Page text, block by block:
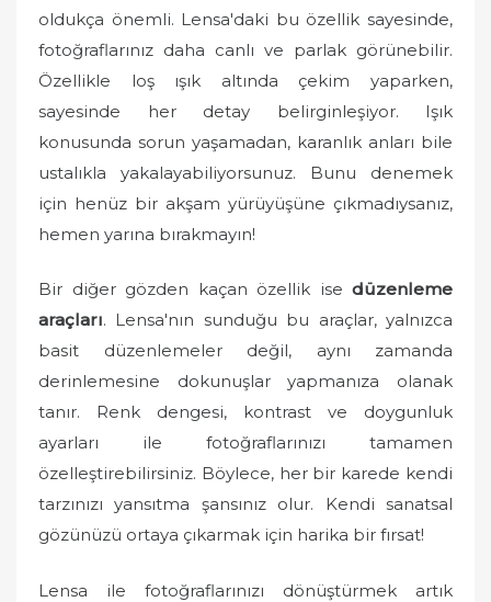
oldukça önemli. Lensa'daki bu özellik sayesinde,
fotoğraflarınız daha canlı ve parlak görünebilir.
Özellikle loş ışık altında çekim yaparken,
sayesinde her detay belirginleşiyor. Işık
konusunda sorun yaşamadan, karanlık anları bile
ustalıkla yakalayabiliyorsunuz. Bunu denemek
için henüz bir akşam yürüyüşüne çıkmadıysanız,
hemen yarına bırakmayın!
Bir diğer gözden kaçan özellik ise düzenleme
araçları. Lensa'nın sunduğu bu araçlar, yalnızca
basit düzenlemeler değil, aynı zamanda
derinlemesine dokunuşlar yapmanıza olanak
tanır. Renk dengesi, kontrast ve doygunluk
ayarları ile fotoğraflarınızı tamamen
özelleştirebilirsiniz. Böylece, her bir karede kendi
tarzınızı yansıtma şansınız olur. Kendi sanatsal
gözünüzü ortaya çıkarmak için harika bir fırsat!
Lensa ile fotoğraflarınızı dönüştürmek artık